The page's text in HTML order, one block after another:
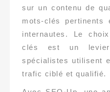
sur un contenu de
mots-clés pertinents
internautes. Le
clés est un
spécialistes utilisent
trafic ciblé et qualifié.